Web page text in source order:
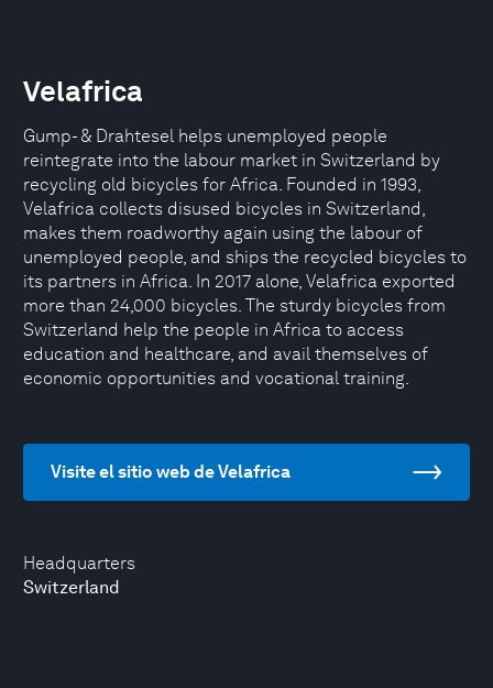
Headquarters
Switzerland
Velafrica
Gump- & Drahtesel helps unemployed people
reintegrate into the labour market in Switzerland by
recycling old bicycles for Africa. Founded in 1993,
Velafrica collects disused bicycles in Switzerland,
makes them roadworthy again using the labour of
unemployed people, and ships the recycled bicycles to
its partners in Africa. In 2017 alone, Velafrica exported
more than 24,000 bicycles. The sturdy bicycles from
Switzerland help the people in Africa to access
education and healthcare, and avail themselves of
economic opportunities and vocational training.
Visite el sitio web de Velafrica